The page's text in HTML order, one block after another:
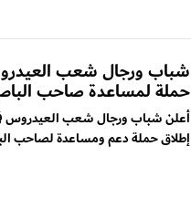
شباب ورجال شعب
حملة لمساعدة صاحب
أعلن شباب ورجال شعب العيدروس
إطلاق حملة دعم ومساعدة لصاحب